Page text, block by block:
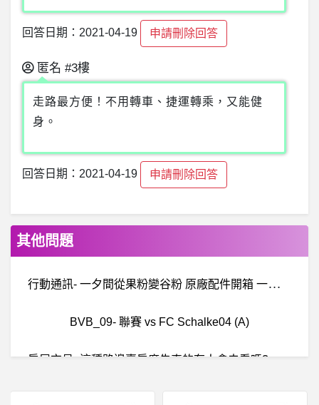
回答日期：2021-04-19 申請刪除回答
匿名 #3樓
走路最方便！不用轉車、捷運轉乘，又能健
身。
回答日期：2021-04-19 申請刪除回答
其他問題
行
動通訊- 一夕間從果粉變谷粉 原廠配件開箱 一夕間從果粉變谷粉 原廠配件開箱
BVB_09- 聯賽 vs FC Schalke04 (A)
房
屋交易- 這種路邊賣房廣告真的有人會去看嗎? 這種路邊賣房廣告真的有人會去看嗎?
女
人話題- 會在公司看低卡西斯版的人是什麼心態 會在公司看低卡西斯版的人是什麼心態